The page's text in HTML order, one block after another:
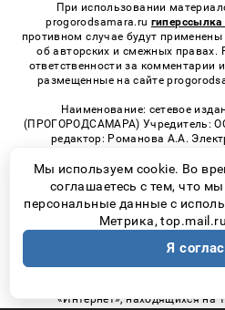
При использовании
progorodsamara.ru гиперссылка
противном случае будут
об авторских и смежных правах.
ответственности за комментарии
размещенные на сайте
Наименование: сетевое
(ПРОГОРОДСАМАРА) Учредитель:
редактор: Романова А.А.
905-00-63. Свидетельство о
65325 от 12 апреля 2016г.
надзору в сфере связи,
коммуникаций. Возрастная
«На информационном ресурсе
технологии (информационные
информации на основе сбора,
«Интернет», находящихся на
Мы используем cookie. Во
соглашаетесь с тем, что
персональные данные с
Метрика,
Я